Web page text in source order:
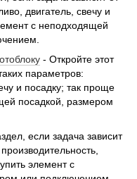
двигатель, свечу и
с неподходящей
- Откройте этот
параметров:
и посадку; так проще
посадкой, размером
если задача зависит
элемент с